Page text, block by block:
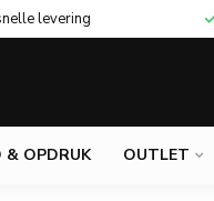
levering
& OPDRUK OUTLET